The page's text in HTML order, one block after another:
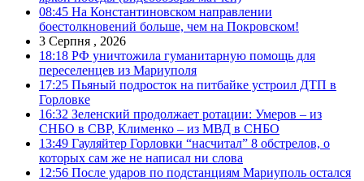
08:45 На Константиновском направлении
боестолкновений больше, чем на Покровском!
3 Серпня , 2026
18:18 РФ уничтожила гуманитарную помощь для
переселенцев из Мариуполя
17:25 Пьяный подросток на питбайке устроил ДТП в
Горловке
16:32 Зеленский продолжает ротации: Умеров – из
СНБО в СВР, Клименко – из МВД в СНБО
13:49 Гауляйтер Горловки “насчитал” 8 обстрелов, о
которых сам же не написал ни слова
12:56 После ударов по подстанциям Мариуполь остался